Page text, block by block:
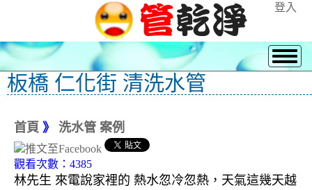
登入
板橋 仁化街 清洗水管
首頁 》 洗水管 案例
觀看次數：4385
林先生 來電說家裡的 熱水忽冷忽熱，天氣這幾天越